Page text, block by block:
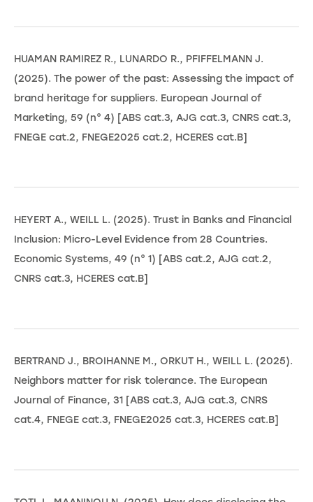
HUAMAN RAMIREZ R., LUNARDO R., PFIFFELMANN J.
(2025). The power of the past: Assessing the impact of
brand heritage for suppliers. European Journal of
Marketing, 59 (n° 4) [ABS cat.3, AJG cat.3, CNRS cat.3,
FNEGE cat.2, FNEGE2025 cat.2, HCERES cat.B]
HEYERT A., WEILL L. (2025). Trust in Banks and Financial
Inclusion: Micro-Level Evidence from 28 Countries.
Economic Systems, 49 (n° 1) [ABS cat.2, AJG cat.2,
CNRS cat.3, HCERES cat.B]
BERTRAND J., BROIHANNE M., ORKUT H., WEILL L. (2025).
Neighbors matter for risk tolerance. The European
Journal of Finance, 31 [ABS cat.3, AJG cat.3, CNRS
cat.4, FNEGE cat.3, FNEGE2025 cat.3, HCERES cat.B]